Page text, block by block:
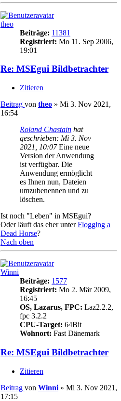
theo
Beiträge: 11381
Registriert: Mo 11. Sep 2006,
19:01
Re: MSEgui Bildbetrachter
Zitieren
Beitrag von theo » Mi 3. Nov 2021,
16:54
Roland Chastain hat
geschrieben: Mi 3. Nov
2021, 10:07Eine neue
Version der Anwendung
ist verfügbar. Die
Anwendung ermöglicht
es Ihnen nun, Dateien
umzubenennen und zu
löschen.
Ist noch "Leben" in MSEgui?
Oder läuft das eher unterFlogging a
Dead Horse?
Nach oben
Winni
Beiträge: 1577
Registriert: Mo 2. Mär 2009,
16:45
OS, Lazarus, FPC: Laz2.2.2,
fpc 3.2.2
CPU-Target: 64Bit
Wohnort: Fast Dänemark
Re: MSEgui Bildbetrachter
Zitieren
Beitrag von Winni » Mi 3. Nov 2021,
17:15